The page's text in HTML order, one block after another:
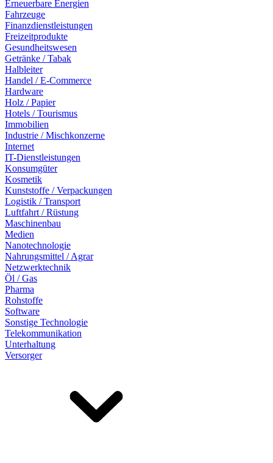
Erneuerbare Energien
Fahrzeuge
Finanzdienstleistungen
Freizeitprodukte
Gesundheitswesen
Getränke / Tabak
Halbleiter
Handel / E-Commerce
Hardware
Holz / Papier
Hotels / Tourismus
Immobilien
Industrie / Mischkonzerne
Internet
IT-Dienstleistungen
Konsumgüter
Kosmetik
Kunststoffe / Verpackungen
Logistik / Transport
Luftfahrt / Rüstung
Maschinenbau
Medien
Nanotechnologie
Nahrungsmittel / Agrar
Netzwerktechnik
Öl / Gas
Pharma
Rohstoffe
Software
Sonstige Technologie
Telekommunikation
Unterhaltung
Versorger